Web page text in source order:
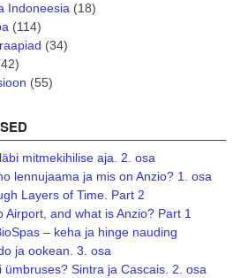
Indoneesia(18)
(114)
(34)
(55)
mitmekihilise aja. 2. osa
lennujaama ja mis on Anzio? 1. osa
Layers of Time. Part 2
Airport, and what is Anzio? Part 1
– keha ja hinge nauding
ja ookean. 3. osa
ümbruses? Sintra ja Cascais. 2. osa